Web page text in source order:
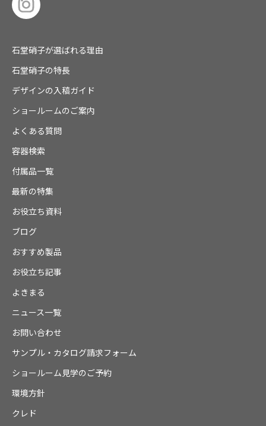
石堂硝子が選ばれる理由
石堂硝子の特長
デザインの入稿ガイド
ショールームのご案内
よくある質問
容器検索
付属品一覧
最新の特集
お役立ち資料
ブログ
おすすめ製品
お役立ち記事
よきまる
ニュース一覧
お問い合わせ
サンプル・カタログ請求フォーム
ショールーム見学のご予約
環境方針
クレド